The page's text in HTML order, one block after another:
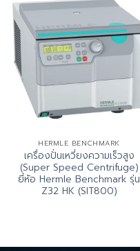
HERMLE BENCHMARK
เครื่องปั่นเหวี่ยงความเร็วสูง
(Super Speed Centrifuge)
ยี่ห้อ Hermle Benchmark รุ่น
Z32 HK (SIT800)